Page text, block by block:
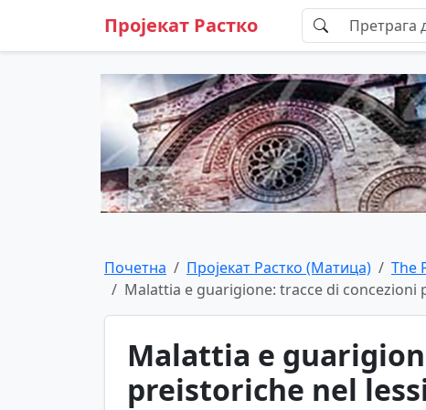
Пројекат Растко
Почетна Пројекат Растко (Матица)
The
Malattia e guarigione: tracce di
Malattia e
preistoriche nel